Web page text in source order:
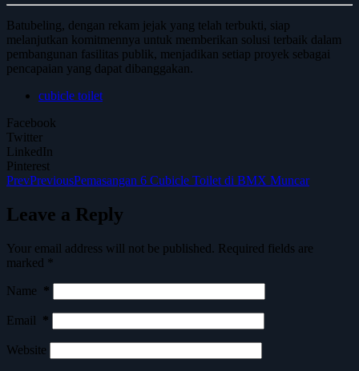
Batubeling, dengan rekam jejak yang telah terbukti, siap
melanjutkan komitmennya untuk memberikan solusi terbaik dalam
pembangunan fasilitas publik, menjadikan setiap proyek sebagai
pencapaian yang dapat dibanggakan.
cubicle toilet
Facebook
Twitter
LinkedIn
Pinterest
PrevPreviousPemasangan 6 Cubicle Toilet di BMX Muncar
Leave a Reply
Your email address will not be published. Required fields are
marked *
Name *
Email *
Website